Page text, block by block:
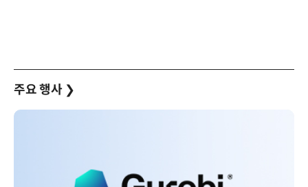
주요 행사 ❯